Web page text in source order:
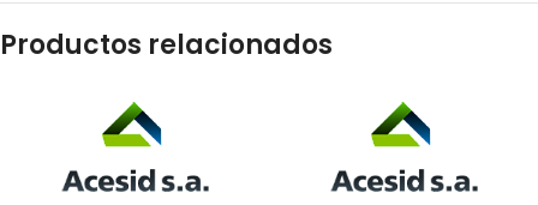
Productos relacionados